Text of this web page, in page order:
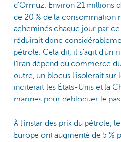
d'Ormuz. Environ 21 millions
de 20 % de la consommation
acheminés chaque jour par ce
réduirait donc
pétrole. Cela dit, il s'agit d'un
l'Iran dépend du commerce
outre, un blocus l'isolerait sur
inciterait les États-Unis et la
marines pour débloquer le
À l'instar des prix du pétrole,
Europe ont augmenté de 5 %